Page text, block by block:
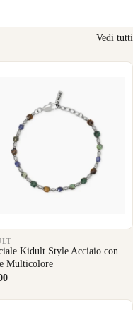
Vedi tutti
Kidult Style Acciaio con
Multicolore